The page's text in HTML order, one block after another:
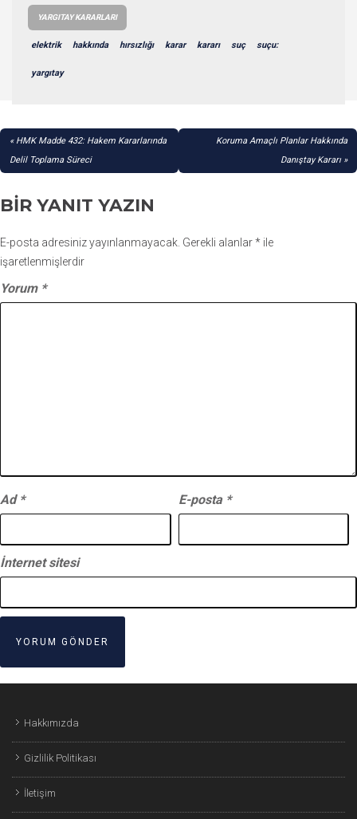
YARGITAY KARARLARI
elektrik hakkında hırsızlığı karar kararı suç suçu:
yargıtay
YAZI
GEZINMESI
HMK Madde 432: Hakem Kararlarında
Delil Toplama Süreci
Koruma Amaçlı Planlar Hakkında
Danıştay Kararı
BIR YANIT YAZIN
E-posta adresiniz yayınlanmayacak. Gerekli alanlar* ile
işaretlenmişlerdir
Yorum *
Ad * E-posta *
İnternet sitesi
Hakkımızda
Gizlilik Politikası
İletişim